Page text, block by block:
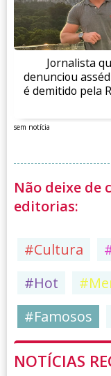
Jornalista
denunciou
é demitido pela
sem notícia
Não deixe de
editorias:
#Cultura
#Hot
#Famosos
NOTÍCIAS